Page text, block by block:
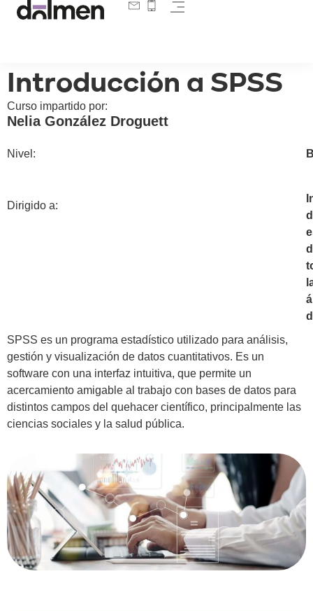
Introducción a SPSS
Curso impartido por:
Nelia González Droguett
Nivel:
Dirigido a:
SPSS es un programa estadístico utilizado para análisis,
gestión y visualización de datos cuantitativos. Es un
software con una interfaz intuitiva, que permite un
acercamiento amigable al trabajo con bases de datos para
distintos campos del quehacer científico, principalmente las
ciencias sociales y la salud pública.